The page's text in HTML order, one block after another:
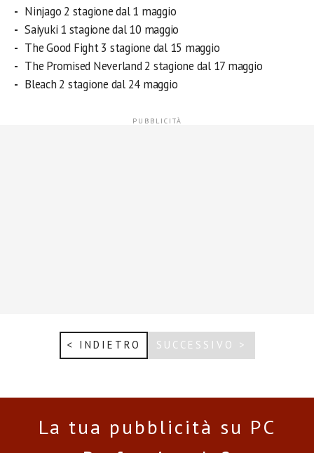
Ninjago 2 stagione dal 1 maggio
Saiyuki 1 stagione dal 10 maggio
The Good Fight 3 stagione dal 15 maggio
The Promised Neverland 2 stagione dal 17 maggio
Bleach 2 stagione dal 24 maggio
< INDIETRO SUCCESSIVO >
La tua pubblicità su PC